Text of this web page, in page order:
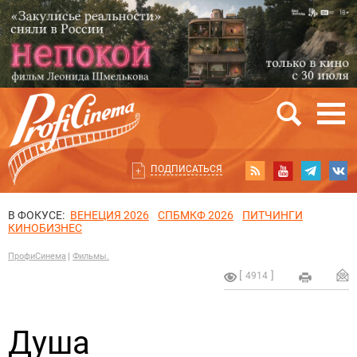
ПОДПИСАТЬСЯ
В ФОКУСЕ: ВЕНЕЦИЯ 2026 СПБМКФ 2026
ПИТЧИНГИ
КИНОБИЗНЕС
ПрофиСинема Фильмы.
4914
Душа